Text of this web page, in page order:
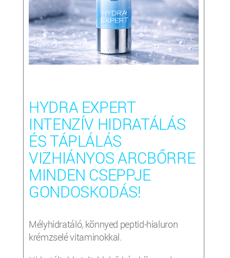
HYDRA EXPERT
INTENZÍV HIDRATÁLÁS
ÉS TÁPLÁLÁS
VIZHIÁNYOS ARCBŐRRE
MINDEN CSEPPJE
GONDOSKODÁS!
Mélyhidratáló, könnyed peptid-hialuron
krémzselé vitaminokkal.